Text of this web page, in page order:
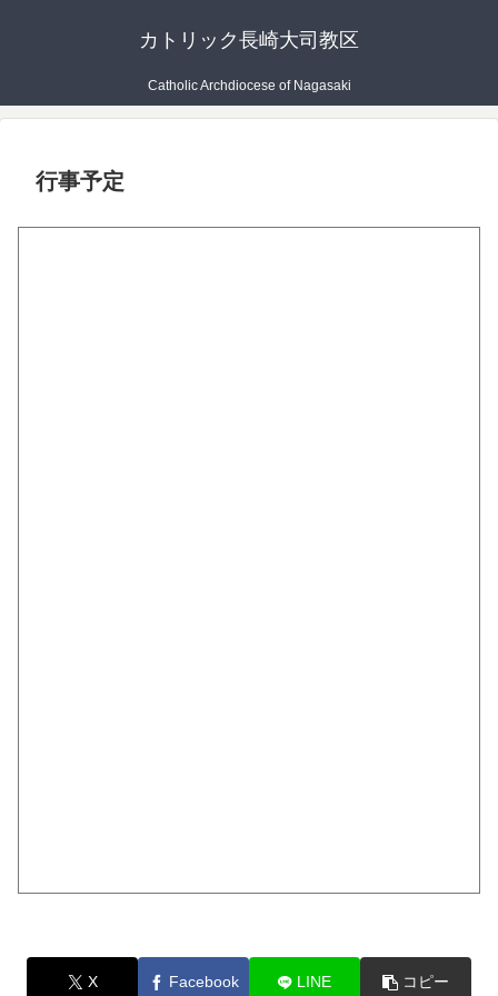
カトリック長崎大司教区
Catholic Archdiocese of Nagasaki
行事予定
X Facebook LINE コピー